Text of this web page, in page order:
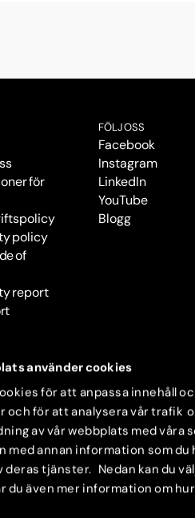
använder cookies
för att anpassa innehåll
och för att analysera vår trafik
av vår webbplats med
med annan information som
deras tjänster. Nedan kan du
du även mer information om
för
policy
of
report
FÖLJ OSS
Facebook
Instagram
LinkedIn
YouTube
Blogg